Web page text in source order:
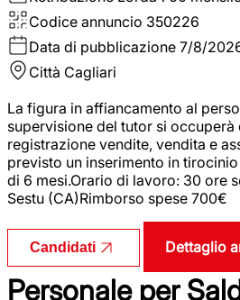
Codice annuncio 350226
Data di pubblicazione 7/8/
Città Cagliari
La figura in affiancamento al
supervisione del tutor si occuperà
registrazione vendite, vendita e
previsto un inserimento in
di 6 mesi.Orario di lavoro: 30 ore
Sestu (CA)Rimborso spese 700€
Candidati Dettaglio
Personale per